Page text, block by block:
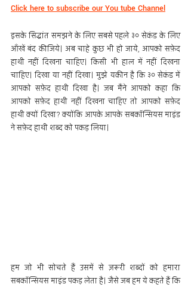
Click here to subscribe our You tube Channel
इसके सिद्धांत समझने के लिए सबसे पहले ३० सेकंड के लिए
आँखें बंद कीजिये। अब चाहे कुछ भी हो जाये, आपको सफ़ेद
हाथी नहीं दिखना चाहिए। किसी भी हाल में नहीं दिखना
चाहिए। दिखा या नहीं दिखा। मुझे यकीन है कि ३० सेकंड में
आपको सफ़ेद हाथी दिखा है। जब मैंने आपको कहा कि
आपको सफ़ेद हाथी नहीं दिखना चाहिए तो आपको सफ़ेद
हाथी क्यों दिखा? क्योंकि आपके आपके सबकॉन्सियस माइंड
ने सफ़ेद हाथी शब्द को पकड़ लिया।
हम जो भी सोचते हैं उसमें से ज़रूरी शब्दों को हमारा
सबकॉन्सियस माइंड पकड़ लेता है। जैसे जब हम ये कहते हैं कि